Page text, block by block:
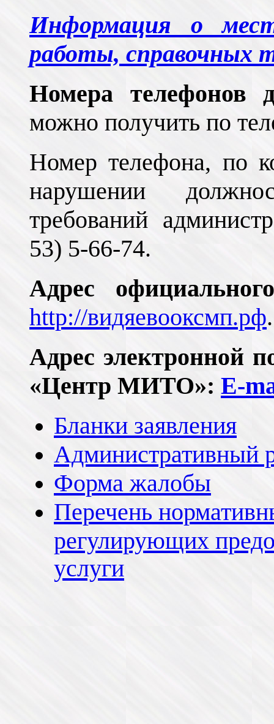
Информация о
работы, справочных
Номера телефонов
можно получить по
Номер телефона, по
нарушении
требований
53) 5-66-74.
Адрес
http://видяевооксмп.рф.
Адрес электронной
«Центр МИТО»: E-
Бланки заявления
Административный
Форма жалобы
Перечень
регулирующих
услуги